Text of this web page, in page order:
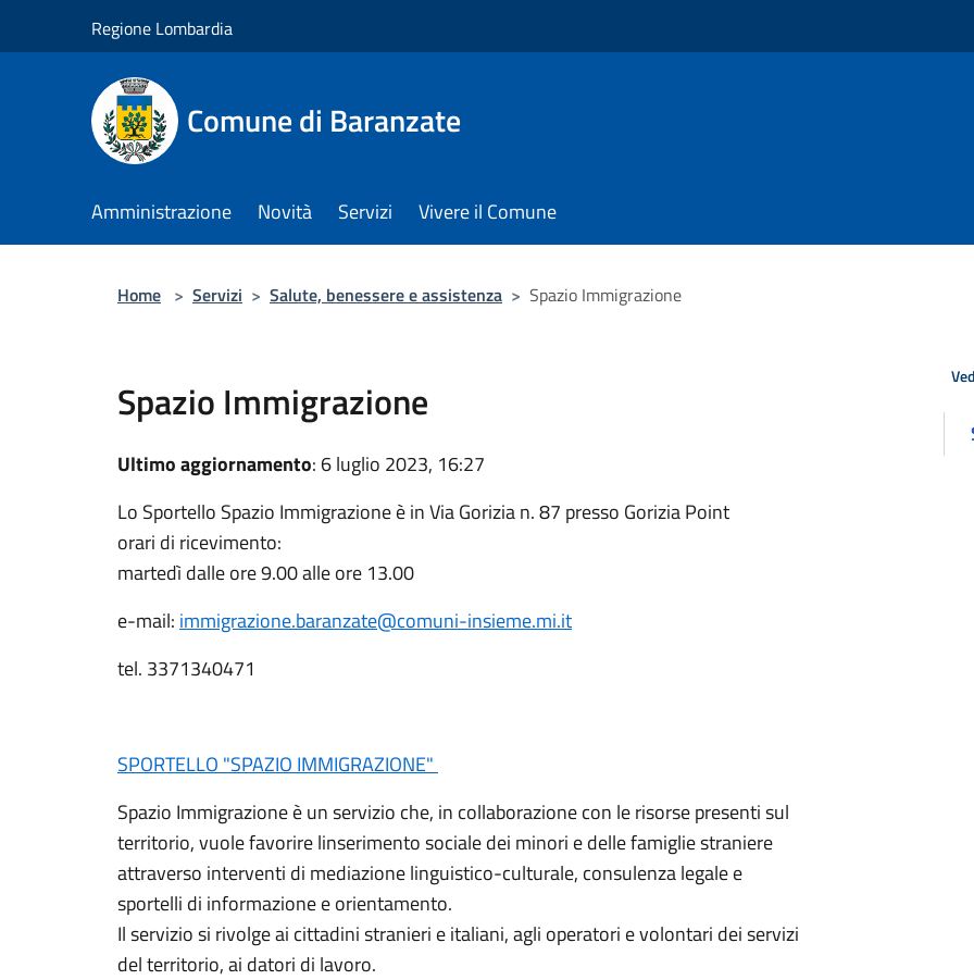
Regione Lombardia
Comune di Baranzate
Amministrazione Novità Servizi Vivere il Comune
Home > Servizi > Salute, benessere e assistenza > Spazio Immigrazione
Spazio Immigrazione
Ultimo aggiornamento: 6 luglio 2023, 16:27
Lo Sportello Spazio Immigrazione è in Via Gorizia n. 87 presso Gorizia Point
orari di ricevimento:
martedì dalle ore 9.00 alle ore 13.00
e-mail: immigrazione.baranzate@comuni-insieme.mi.it
tel. 3371340471
SPORTELLO "SPAZIO IMMIGRAZIONE"
Spazio Immigrazione è un servizio che, in collaborazione con le risorse presenti sul
territorio, vuole favorire linserimento sociale dei minori e delle famiglie straniere
attraverso interventi di mediazione linguistico-culturale, consulenza legale e
sportelli di informazione e orientamento.
Il servizio si rivolge ai cittadini stranieri e italiani, agli operatori e volontari dei servizi
del territorio, ai datori di lavoro.